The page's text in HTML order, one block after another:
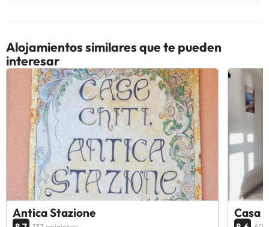
Alojamientos similares que te pueden
interesar
Antica Stazione Casa